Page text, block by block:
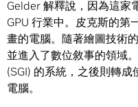
Gelder 解釋說，因為這家
GPU 行業中。皮克斯的第
畫的電腦。隨著繪圖技術
並進入了數位敘事的領域
(SGI) 的系統，之後則轉成
電腦。